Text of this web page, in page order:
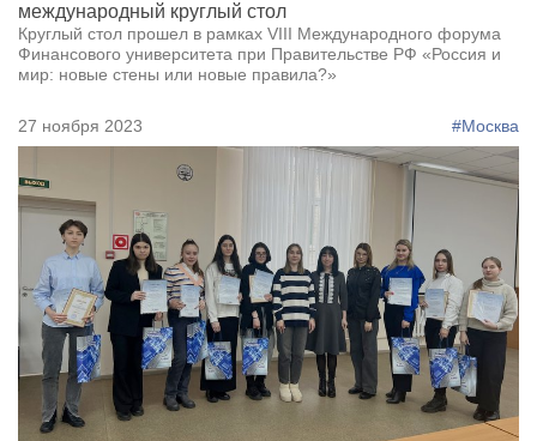
международный круглый стол
Круглый стол прошел в рамках VIII Международного форума
Финансового университета при Правительстве РФ «Россия и
мир: новые стены или новые правила?»
27 ноября 2023 #Москва